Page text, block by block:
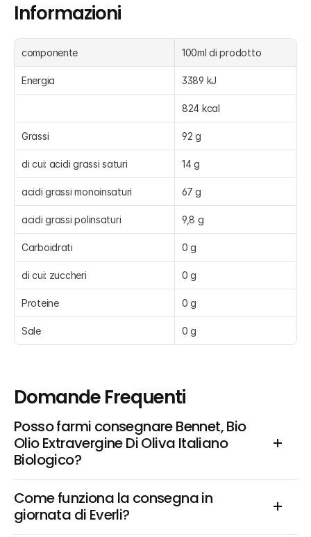
Informazioni
componente 100ml di prodotto
Energia 3389 kJ
824 kcal
Grassi 92 g
di cui: acidi grassi saturi 14 g
acidi grassi monoinsaturi 67 g
acidi grassi polinsaturi 9,8 g
Carboidrati 0 g
di cui: zuccheri 0 g
Proteine 0 g
Sale 0 g
Domande Frequenti
Posso farmi consegnare Bennet, Bio
Olio Extravergine Di Oliva Italiano
Biologico?
Come funziona la consegna in
giornata di Everli?